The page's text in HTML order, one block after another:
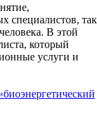
специалистов, так
В этой
который
услуги и